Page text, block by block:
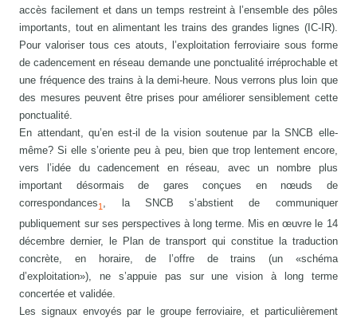
accès facilement et dans un temps restreint à l’ensemble des pôles
importants, tout en alimentant les trains des grandes lignes (IC-IR).
Pour valoriser tous ces atouts, l’exploitation ferroviaire sous forme
de cadencement en réseau demande une ponctualité irréprochable et
une fréquence des trains à la demi-heure. Nous verrons plus loin que
des mesures peuvent être prises pour améliorer sensiblement cette
ponctualité.
En attendant, qu’en est-il de la vision soutenue par la SNCB elle-
même? Si elle s’oriente peu à peu, bien que trop lentement encore,
vers l’idée du cadencement en réseau, avec un nombre plus
important désormais de gares conçues en nœuds de
correspondances1 , la SNCB s’abstient de communiquer
publiquement sur ses perspectives à long terme. Mis en œuvre le 14
décembre dernier, le Plan de transport qui constitue la traduction
concrète, en horaire, de l’offre de trains (un «schéma
d’exploitation»), ne s’appuie pas sur une vision à long terme
concertée et validée.
Les signaux envoyés par le groupe ferroviaire, et particulièrement